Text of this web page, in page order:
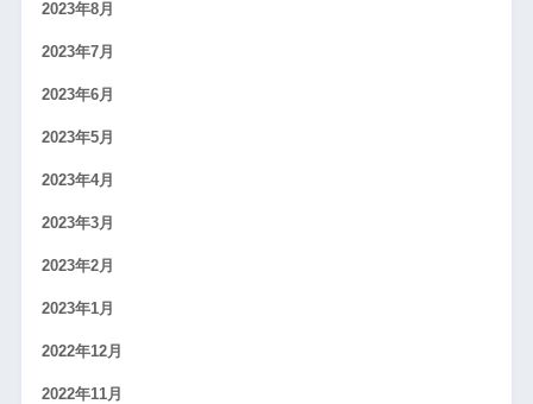
2023年8月
2023年7月
2023年6月
2023年5月
2023年4月
2023年3月
2023年2月
2023年1月
2022年12月
2022年11月